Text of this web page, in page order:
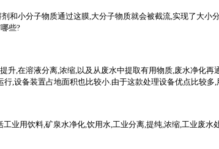
和小分子物质通过这膜,大分子物质就会被截流,实现了大小
些?
,在溶液分离,浓缩,以及从废水中提取有用物质,废水净化
,设备装置占地面积也比较小.由于这款处理设备优点比较多,
业用饮料,矿泉水净化,饮用水,工业分离,提纯,浓缩,工业废水